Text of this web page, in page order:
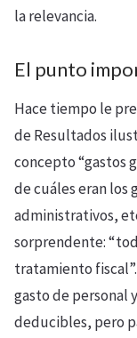
la relevancia.
El punto
Hace tiempo le
de Resultados
concepto “gastos
de cuáles eran los
administrativos,
sorprendente:
tratamiento
gasto de personal
deducibles, pero